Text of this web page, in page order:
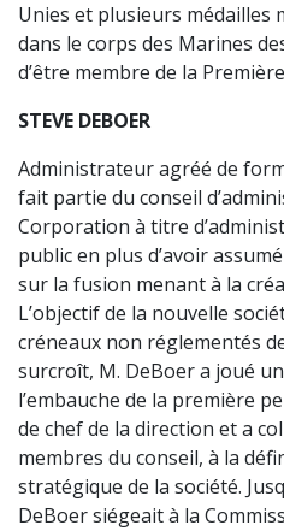
Unies et plusieurs médailles
dans le corps des Marines
d’être membre de la
STEVE DEBOER
Administrateur agréé de
fait partie du conseil
Corporation à titre
public en plus d’avoir
sur la fusion menant à la
L’objectif de la nouvelle
créneaux non réglementés
surcroît, M. DeBoer a joué
l’embauche de la première
de chef de la direction et a
membres du conseil, à la
stratégique de la société.
DeBoer siégeait à la